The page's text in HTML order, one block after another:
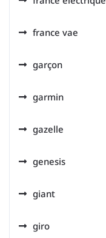
france vae
garçon
garmin
gazelle
genesis
giant
giro